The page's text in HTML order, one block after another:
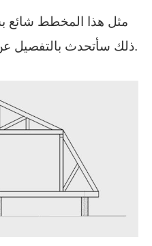
مثل هذا المخطط شائع
ذلك سأتحدث بالتفصيل عن التعليمات الخاصة بتنفيذه.